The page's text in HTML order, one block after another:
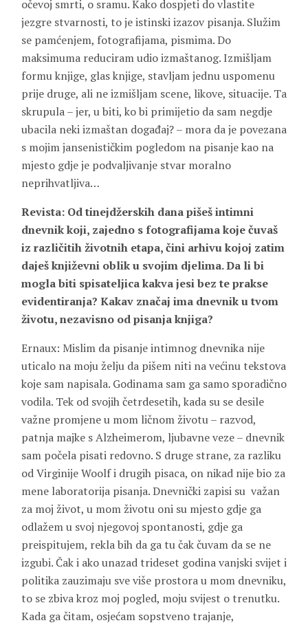
očevoj smrti, o sramu. Kako dospjeti do vlastite
jezgre stvarnosti, to je istinski izazov pisanja. Služim
se pamćenjem, fotografijama, pismima. Do
maksimuma reduciram udio izmaštanog. Izmišljam
formu knjige, glas knjige, stavljam jednu uspomenu
prije druge, ali ne izmišljam scene, likove, situacije. Ta
skrupula – jer, u biti, ko bi primijetio da sam negdje
ubacila neki izmaštan događaj? – mora da je povezana
s mojim jansenističkim pogledom na pisanje kao na
mjesto gdje je podvaljivanje stvar moralno
neprihvatljiva…
Revista: Od tinejdžerskih dana pišeš intimni
dnevnik koji, zajedno s fotografijama koje čuvaš
iz različitih životnih etapa, čini arhivu kojoj zatim
daješ književni oblik u svojim djelima. Da li bi
mogla biti spisateljica kakva jesi bez te prakse
evidentiranja? Kakav značaj ima dnevnik u tvom
životu, nezavisno od pisanja knjiga?
Ernaux: Mislim da pisanje intimnog dnevnika nije
uticalo na moju želju da pišem niti na većinu tekstova
koje sam napisala. Godinama sam ga samo sporadično
vodila. Tek od svojih četrdesetih, kada su se desile
važne promjene u mom ličnom životu – razvod,
patnja majke s Alzheimerom, ljubavne veze – dnevnik
sam počela pisati redovno. S druge strane, za razliku
od Virginije Woolf i drugih pisaca, on nikad nije bio za
mene laboratorija pisanja. Dnevnički zapisi su važan
za moj život, u mom životu oni su mjesto gdje ga
odlažem u svoj njegovoj spontanosti, gdje ga
preispitujem, rekla bih da ga tu čak čuvam da se ne
izgubi. Čak i ako unazad trideset godina vanjski svijet i
politika zauzimaju sve više prostora u mom dnevniku,
to se zbiva kroz moj pogled, moju svijest o trenutku.
Kada ga čitam, osjećam sopstveno trajanje,